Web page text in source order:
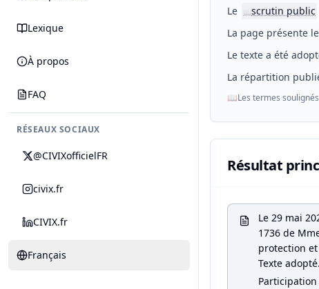
Lexique
À propos
FAQ
RÉSEAUX SOCIAUX
@CIVIXofficielFR
civix.fr
CIVIX.fr
Français
Le 📖scrutin public
La page présente
Le texte a été
La répartition
📖Les termes
Résultat
Le 29 mai
1736 de
protection
Texte adopté.